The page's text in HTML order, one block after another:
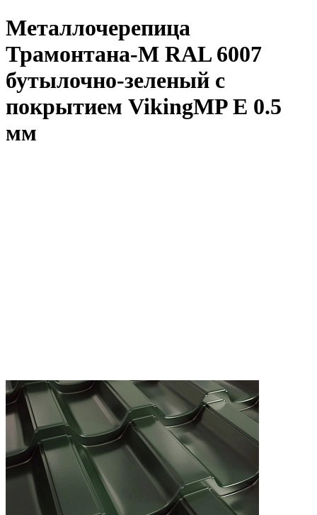
Металлочерепица
Трамонтана-M RAL 6007
бутылочно-зеленый с
покрытием VikingMP E 0.5
мм